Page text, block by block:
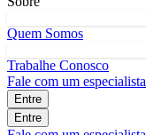
Quem Somos
Trabalhe Conosco
Fale com um especialista
Entre
Entre